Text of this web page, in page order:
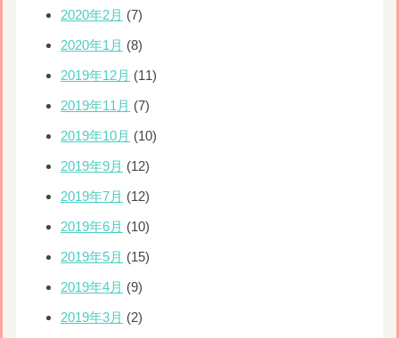
2020年2月 (7)
2020年1月 (8)
2019年12月 (11)
2019年11月 (7)
2019年10月 (10)
2019年9月 (12)
2019年7月 (12)
2019年6月 (10)
2019年5月 (15)
2019年4月 (9)
2019年3月 (2)